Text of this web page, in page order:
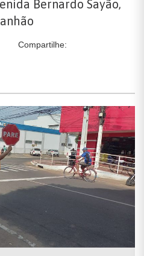
Bernardo Sayão,
Compartilhe: